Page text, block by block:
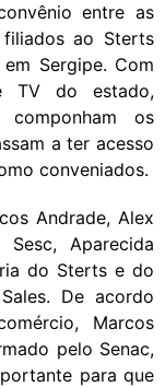
entre as
ao Sterts
Sergipe. Com
TV do estado,
componham os
a ter acesso
conveniados.
Andrade, Alex
Aparecida
do Sterts e do
De acordo
Marcos
pelo Senac,
para que